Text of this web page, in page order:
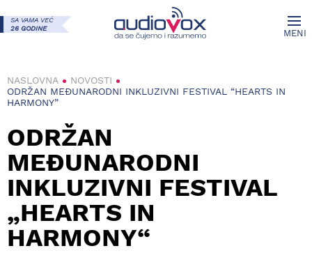
SA VAMA VEĆ
26 GODINE
MENI
NASLOVNA
NOVOSTI
ODRŽAN MEĐUNARODNI INKLUZIVNI FESTIVAL “HEARTS IN
HARMONY”
ODRŽAN
MEĐUNARODNI
INKLUZIVNI FESTIVAL
„HEARTS IN
HARMONY“